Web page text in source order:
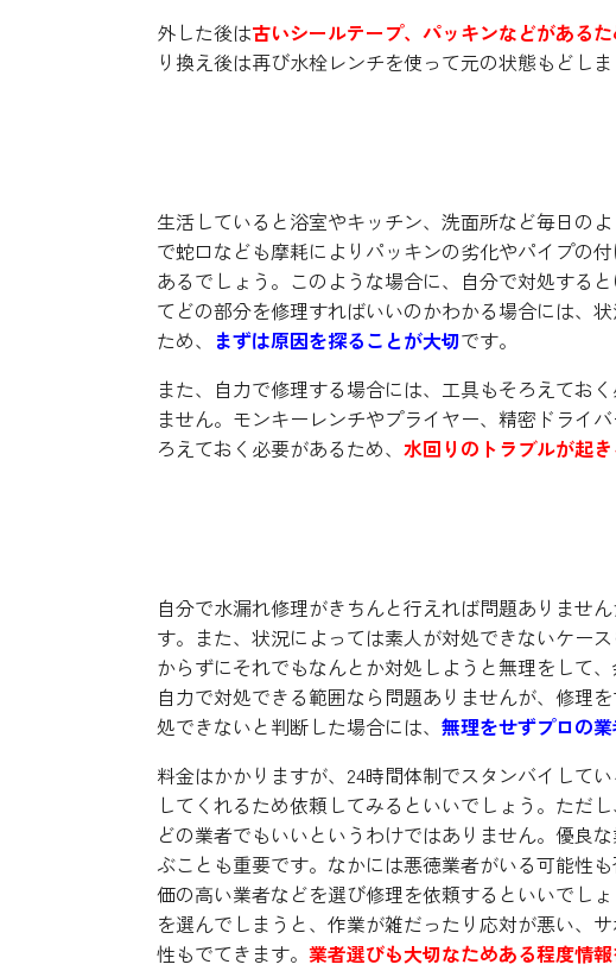
外した後は古いシールテープ、パッキンなどがある
り換え後は再び水栓レンチを使って元の状態もどしま
生活していると浴室やキッチン、洗面所など毎日の
で蛇口なども摩耗によりパッキンの劣化やパイプの
あるでしょう。このような場合に、自分で対処する
てどの部分を修理すればいいのかわかる場合には、
ため、 まずは原因を探ることが大切です。
また、自力で修理する場合には、工具もそろえてお
ません。モンキーレンチやプライヤー、精密ドライ
ろえておく必要があるため、 水回りのトラブルが起
自分で水漏れ修理がきちんと行えれば問題ありませ
す。また、状況によっては素人が対処できないケー
からずにそれでもなんとか対処しようと無理をして
自力で対処できる範囲なら問題ありませんが、修理
処できないと判断した場合には、 無理をせずプロの
料金はかかりますが、24時間体制でスタンバイして
してくれるため依頼してみるといいでしょう。ただ
どの業者でもいいというわけではありません。優良
ぶことも重要です。なかには悪徳業者がいる可能性
価の高い業者などを選び修理を依頼するといいでし
を選んでしまうと、作業が雑だったり応対が悪い、
性もでてきます。 業者選びも大切なためある程度情